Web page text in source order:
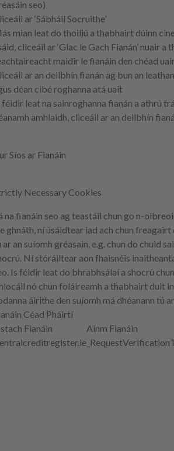
seo)
ar ‘Sábháil Socruithe’
mian leat do thoiliú a thabhairt dúinn
cliceáil ar ‘Glac le Gach Fianán’ nuair a
maidir le fianáin den chéad
ar an deilbhín fianán ag bun an
déan cibé roghanna atá uait
féidir leat na sainroghanna fianán a athrú
amhlaidh, cliceáil ar an deilbhín
Síos ar Fianáin
Necessary Cookies
na fianáin seo ag teastáil chun go n-
ghnáth, ní úsáidtear iad ach chun freagairt
ar an suíomh gréasain, e.g. chun do chuid
Ní stóráiltear aon fhaisnéis
Is féidir leat do bhrabhsálaí a shocrú
nó chun foláireamh a thabhairt duit
áirithe den suíomh má dhéanann tú
Céad Pháirtí
Fianáin
Ainm Fianáin